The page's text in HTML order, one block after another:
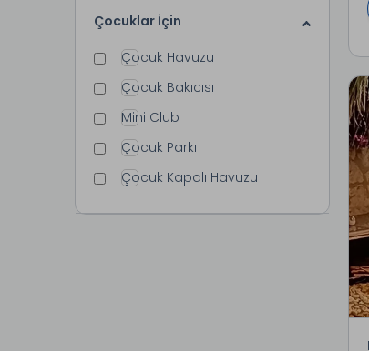
Çocuklar İçin
Çocuk Havuzu
Çocuk Bakıcısı
Mini Club
Çocuk Parkı
Çocuk Kapalı Havuzu